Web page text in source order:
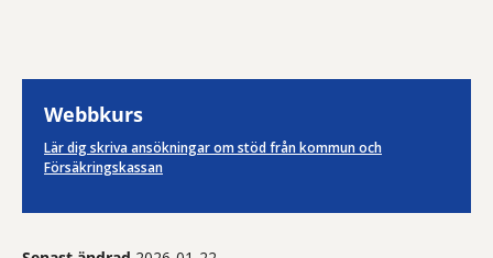
Webbkurs
Lär dig skriva ansökningar om stöd från kommun och
Försäkringskassan